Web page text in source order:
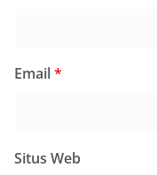
Email*
Situs Web